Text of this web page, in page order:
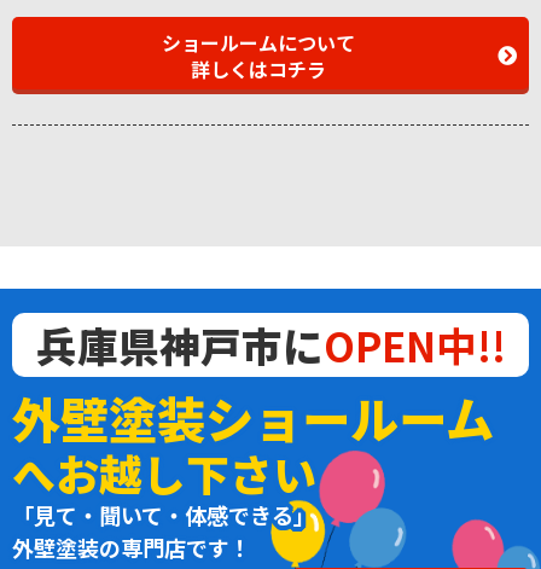
ショールームについて
詳しくはコチラ
兵庫県神戸市にOPEN中!!
外壁塗装ショールーム
へお越し下さい
「見て・聞いて・体感できる」
外壁塗装の専門店です！